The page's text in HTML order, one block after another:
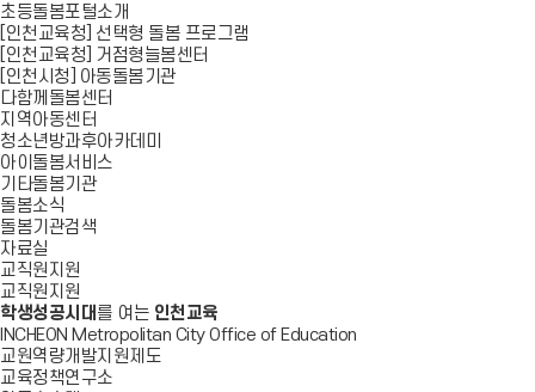
초등돌봄포털소개
[인천교육청] 선택형 돌봄 프로그램
[인천교육청] 거점형늘봄센터
[인천시청] 아동돌봄기관
다함께돌봄센터
지역아동센터
청소년방과후아카데미
아이돌봄서비스
기타돌봄기관
돌봄소식
돌봄기관검색
자료실
교직원지원
교직원지원
학생성공시대 를 여는 인천교육
INCHEON Metropolitan City Office of Education
교원역량개발지원제도
교육정책연구소